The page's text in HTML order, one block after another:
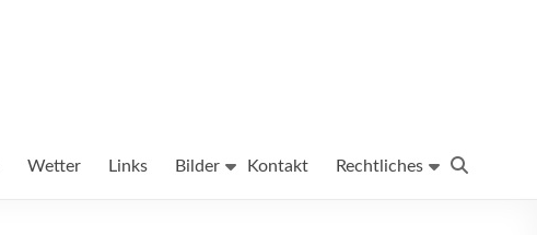
Wetter Links Bilder Kontakt Rechtliches